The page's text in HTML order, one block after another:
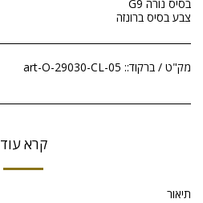
צבע בסיס ברונזה
מק"ט / ברקוד:: art-O-29030-CL-05
קרא עוד
תיאור